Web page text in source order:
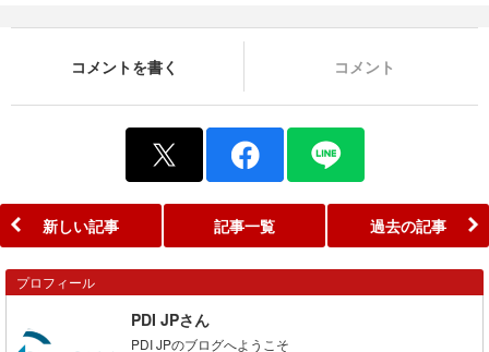
コメントを書く コメント
新しい記事 記事一覧 過去の記事
プロフィール
PDI JPさん
PDI JPのブログへようこそ